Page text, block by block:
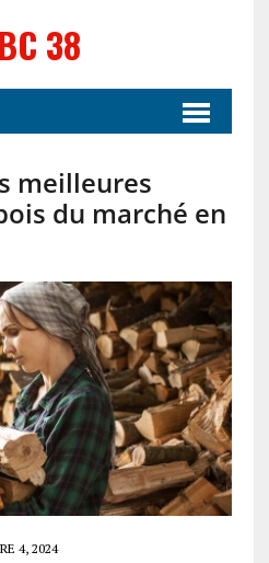
38
meilleures
du marché en
4, 2024